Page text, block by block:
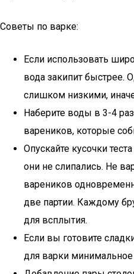
Советы по варке:
Если использовать
вода закипит быстрее.
слишком низкими,
Наберите воды в 3-4
вареников, которые
Опускайте кусочки
они не слипались. Не
вареников
две партии. Каждому
для всплытия.
Если вы готовите
для варки минимальное